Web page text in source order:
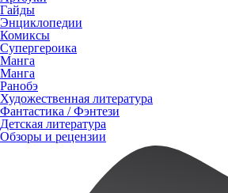
Гайды
Энциклопедии
Комиксы
Супергероика
Манга
Манга
Ранобэ
Художественная литература
Фантастика / Фэнтези
Детская литература
Обзоры и рецензии